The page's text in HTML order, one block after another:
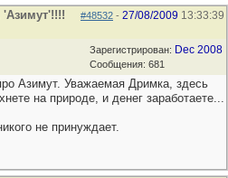
#48532 - 27/08/2009 13:33:39
'Азимут'!!!!
Зарегистрирован: Dec 2008
Сообщения: 681
Азимут. Уважаемая Дримка, здесь
на природе, и денег заработаете...
не принуждает.